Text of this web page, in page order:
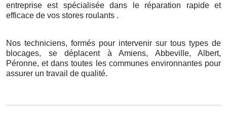
entreprise est spécialisée dans le réparation rapide et
efficace de vos stores roulants .
Nos techniciens, formés pour intervenir sur tous types de
blocages, se déplacent à Amiens, Abbeville, Albert,
Péronne, et dans toutes les communes environnantes pour
assurer un travail de qualité.